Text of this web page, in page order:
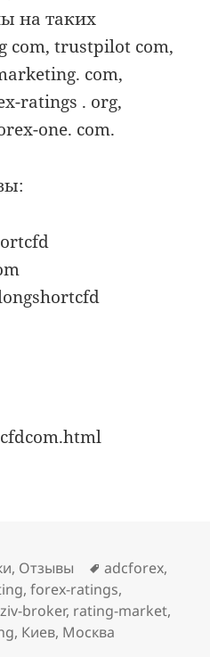
на таких
com, trustpilot com,
com,
ratings . org,
one. com.
, Отзывы Метки
adcforex,
,forex-ratings,
broker, rating-market,
, Киев, Москва